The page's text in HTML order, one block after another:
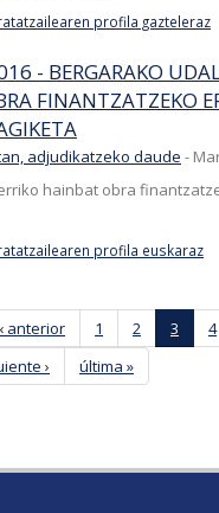
profila gazteleraz
- BERGARAKO
FINANTZATZEKO
adjudikatzeko daude -
hainbat obra
profila euskaraz
‹ anterior 1 2 3 4
›
última »